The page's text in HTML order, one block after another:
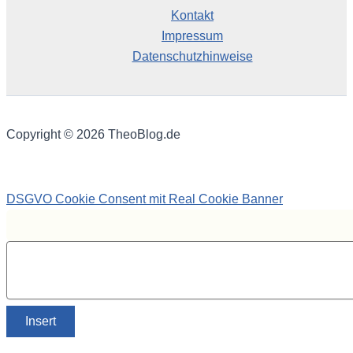
Kontakt
Impressum
Datenschutzhinweise
Copyright © 2026 TheoBlog.de
DSGVO Cookie Consent mit Real Cookie Banner
Insert